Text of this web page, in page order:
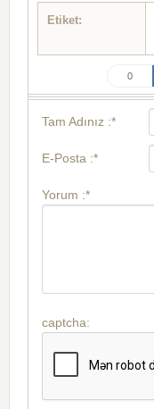
Etiket:
0
Tam Adınız :*
E-Posta :*
Yorum :*
captcha: